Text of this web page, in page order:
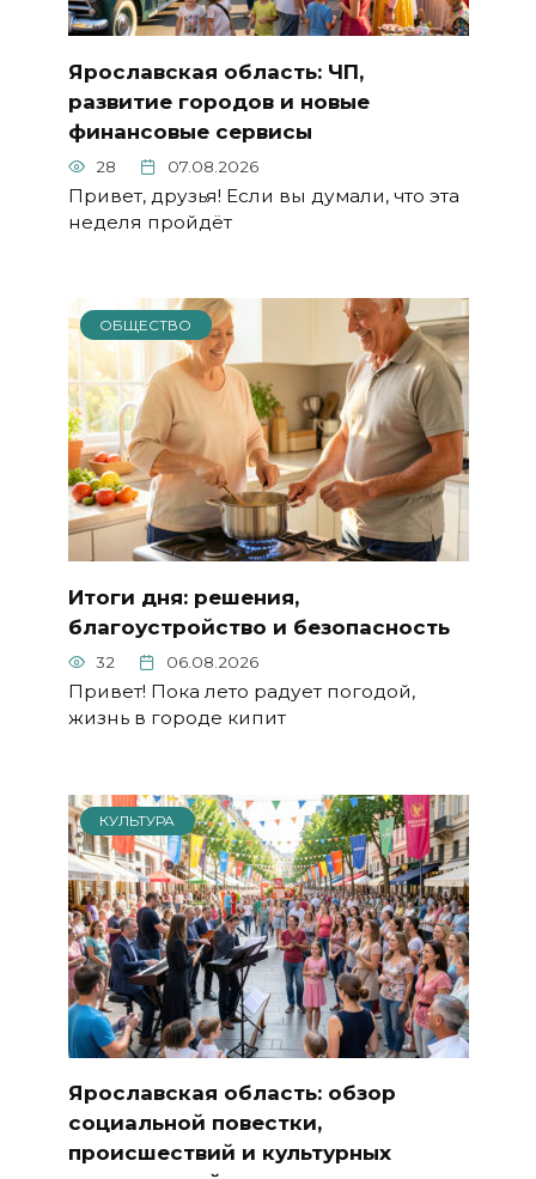
Ярославская область: ЧП,
развитие городов и новые
финансовые сервисы
28 07.08.2026
Привет, друзья! Если вы думали, что эта
неделя пройдёт
ОБЩЕСТВО
Итоги дня: решения,
благоустройство и безопасность
32 06.08.2026
Привет! Пока лето радует погодой,
жизнь в городе кипит
КУЛЬТУРА
Ярославская область: обзор
социальной повестки,
происшествий и культурных